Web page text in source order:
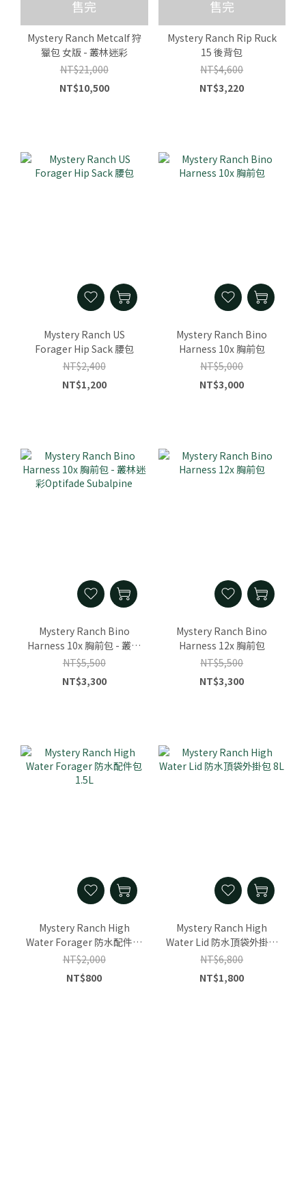
售完
Mystery Ranch Metcalf 狩
獵包 女版 - 叢林迷彩
NT$21,000
NT$10,500
售完
Mystery Ranch Rip Ruck
15 後背包
NT$4,600
NT$3,220
Mystery Ranch US
Forager Hip Sack 腰包
NT$2,400
NT$1,200
Mystery Ranch Bino
Harness 10x 胸前包
NT$5,000
NT$3,000
Mystery Ranch Bino
Harness 10x 胸前包 - 叢林
迷彩Optifade Subalpine
NT$5,500
NT$3,300
Mystery Ranch Bino
Harness 12x 胸前包
NT$5,500
NT$3,300
Mystery Ranch High
Water Forager 防水配件包
1.5L
NT$2,000
NT$800
Mystery Ranch High
Water Lid 防水頂袋外掛包
8L
NT$6,800
NT$1,800